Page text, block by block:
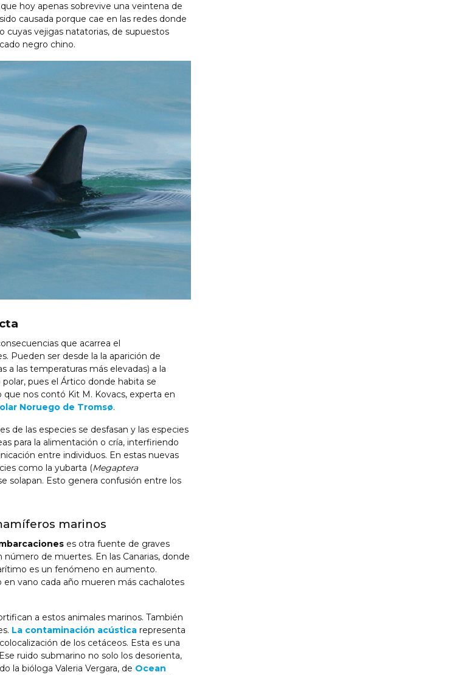
hoy apenas sobrevive una veintena de
causada porque cae en las redes donde
cuyas vejigas natatorias, de supuestos
negro chino.
que acarrea el
Pueden ser desde la la aparición de
a las temperaturas más elevadas) a la
pues el Ártico donde habita se
nos contó Kit M. Kovacs, experta en
Noruego de Tromsø.
de las especies se desfasan y las especies
para la alimentación o cría, interfiriendo
entre individuos. En estas nuevas
como la yubarta (Megaptera
solapan. Esto genera confusión entre los
marinos
es otra fuente de graves
de muertes. En las Canarias, donde
es un fenómeno en aumento.
vano cada año mueren más cachalotes
a estos animales marinos. También
La contaminación acústica representa
de los cetáceos. Esta es una
ruido submarino no solo los desorienta,
la bióloga Valeria Vergara, de Ocean